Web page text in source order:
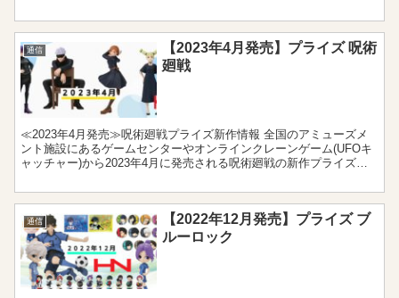
通信
【2023年4月発売】プライズ 呪術
廻戦
≪2023年4月発売≫呪術廻戦プライズ新作情報 全国のアミューズメ
ント施設にあるゲームセンターやオンラインクレーンゲーム(UFOキ
ャッチャー)から2023年4月に発売される呪術廻戦の新作プライズを
通信
【2022年12月発売】プライズ ブ
ルーロック